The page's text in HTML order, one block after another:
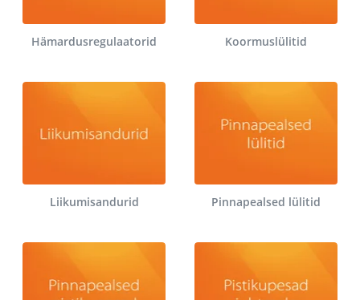
Hämardusregulaatorid Koormuslülitid
Liikumisandurid Pinnapealsed lülitid